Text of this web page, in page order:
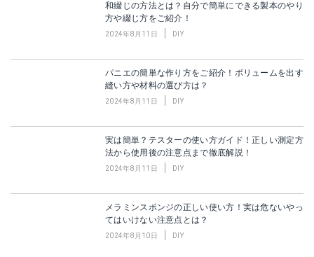
和綴じの方法とは？自分で簡単にできる製本のやり
方や綴じ方をご紹介！
2024年8月11日 DIY
パニエの簡単な作り方をご紹介！ボリュームを出す
縫い方や材料の選び方は？
2024年8月11日 DIY
実は簡単？テスターの使い方ガイド！正しい測定方
法から使用後の注意点まで徹底解説！
2024年8月11日 DIY
メラミンスポンジの正しい使い方！実は危ないやっ
てはいけない注意点とは？
2024年8月10日 DIY